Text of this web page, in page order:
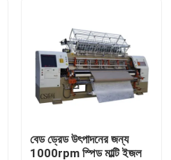
বেড ড্রেড উৎপাদনের জন্য
1000rpm স্পিড মাল্টি ইজল